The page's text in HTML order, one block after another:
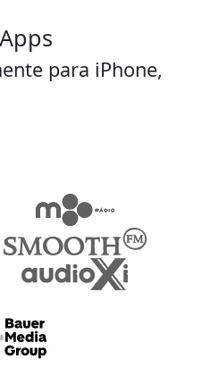
para iPhone,